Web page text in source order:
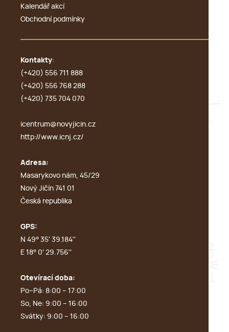
Kalendář akcí
Obchodní podmínky
Kontakty:
(+420) 556 711 888
(+420) 556 768 288
(+420) 735 704 070
icentrum@novyjicin.cz
http://www.icnj.cz/
Adresa:
Masarykovo nám, 45/29
Nový Jičín 741 01
Česká republika
GPS:
N 49° 35' 39.184''
E 18° 0' 29.756''
Otevírací doba:
Po–Pá: 8:00 – 17:00
So, Ne: 9:00 – 16:00
Svátky: 9:00 – 16:00